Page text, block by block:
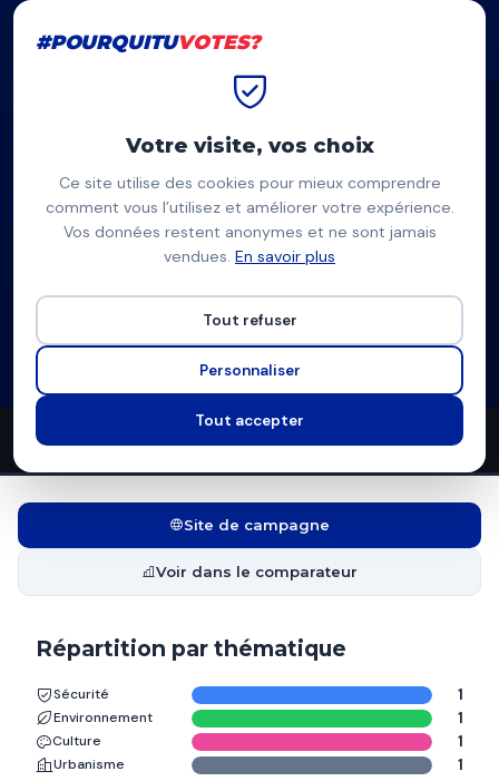
#POURQUITUVOTES?
VP
Vincent Patey
Liste divers droite
4propositions4thèmes couverts9candidats en lice
Site de campagne
Voir dans le comparateur
Répartition par thématique
Sécurité 1
Environnement 1
Culture 1
Urbanisme 1
#POURQUITUVOTES?
Votre visite, vos choix
Ce site utilise des cookies pour mieux comprendre
comment vous l’utilisez et améliorer votre expérience.
Vos données restent anonymes et ne sont jamais
vendues. En savoir plus
Tout refuser
Personnaliser
Tout accepter